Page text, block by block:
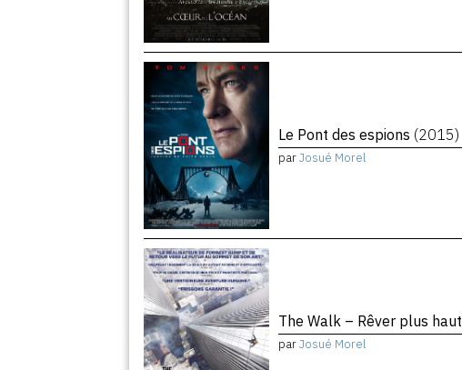
Le Pont des espions (2015)
parJosué Morel
The Walk – Rêver plus haut
parJosué Morel